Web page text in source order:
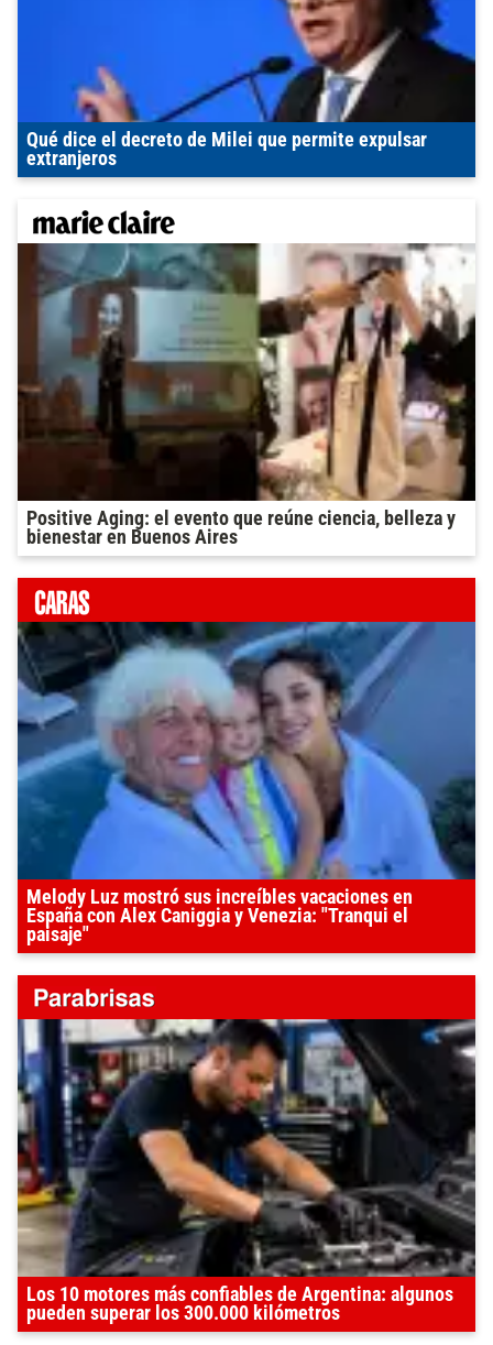
Qué dice el decreto de Milei que permite expulsar
extranjeros
Positive Aging: el evento que reúne ciencia, belleza y
bienestar en Buenos Aires
Melody Luz mostró sus increíbles vacaciones en
España con Alex Caniggia y Venezia: "Tranqui el
paisaje"
Los 10 motores más confiables de Argentina: algunos
pueden superar los 300.000 kilómetros